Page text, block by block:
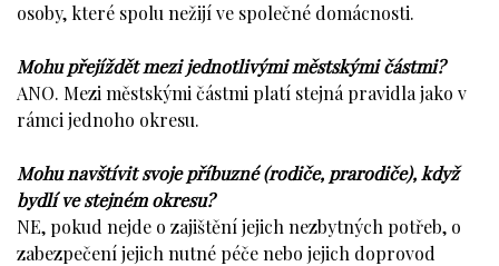
osoby, které spolu nežijí ve společné domácnosti.
Mohu přejíždět mezi jednotlivými městskými částmi?
ANO. Mezi městskými částmi platí stejná pravidla jako v
rámci jednoho okresu.
Mohu navštívit svoje příbuzné (rodiče, prarodiče), když
bydlí ve stejném okresu?
NE, pokud nejde o zajištění jejich nezbytných potřeb, o
zabezpečení jejich nutné péče nebo jejich doprovod